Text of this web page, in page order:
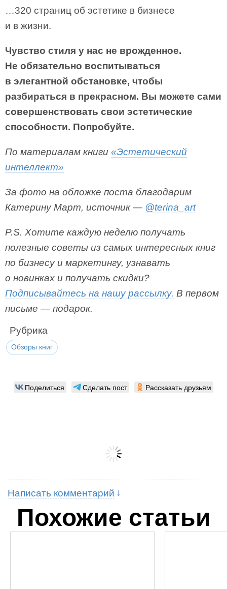
…320 страниц об эстетике в бизнесе
и в жизни.
Чувство стиля у нас не врожденное.
Не обязательно воспитываться
в элегантной обстановке, чтобы
разбираться в прекрасном. Вы можете сами
совершенствовать свои эстетические
способности. Попробуйте.
По материалам книги «Эстетический
интеллект»
За фото на обложке поста благодарим
Катерину Март, источник — @terina_art
P.S. Хотите каждую неделю получать
полезные советы из самых интересных книг
по бизнесу и маркетингу, узнавать
о новинках и получать скидки?
Подписывайтесь на нашу рассылку. В первом
письме — подарок.
Рубрика
Обзоры книг
Поделиться Сделать пост Рассказать друзьям
Написать комментарий
Похожие статьи